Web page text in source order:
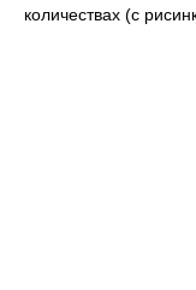
количествах (с